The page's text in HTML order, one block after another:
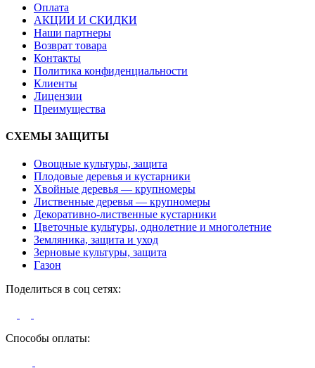
Оплата
АКЦИИ И СКИДКИ
Наши партнеры
Возврат товара
Контакты
Политика конфиденциальности
Клиенты
Лицензии
Преимущества
СХЕМЫ ЗАЩИТЫ
Овощные культуры, защита
Плодовые деревья и кустарники
Хвойные деревья — крупномеры
Лиственные деревья — крупномеры
Декоративно-лиственные кустарники
Цветочные культуры, однолетние и многолетние
Земляника, защита и уход
Зерновые культуры, защита
Газон
Поделиться в соц сетях:
Способы оплаты: